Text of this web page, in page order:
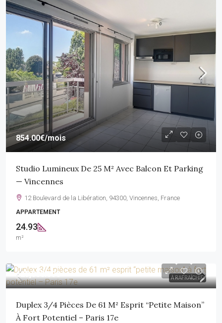
854.00€/mois
Studio Lumineux De 25 M² Avec Balcon Et Parking
— Vincennes
12 Boulevard de la Libération, 94300, Vincennes, France
APPARTEMENT
24.93
m²
À RAFRAÎCHIR
625,000.00€
Duplex 3/4 Pièces De 61 M² Esprit “petite Maison”
À Fort Potentiel – Paris 17e